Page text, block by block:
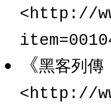
<http://
《黑客列傳
<http://